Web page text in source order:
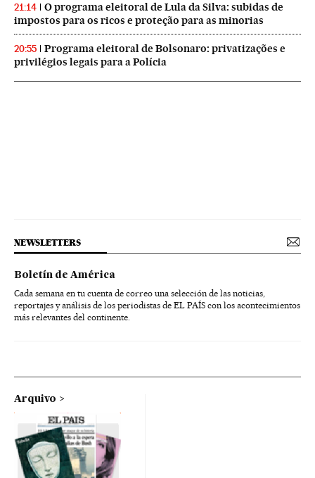
21:14
O programa eleitoral de Lula da Silva: subidas de
impostos para os ricos e proteção para as minorias
20:55
Programa eleitoral de Bolsonaro: privatizações e
privilégios legais para a Polícia
NEWSLETTERS
Boletín de América
Cada semana en tu cuenta de correo una selección de las noticias,
reportajes y análisis de los periodistas de EL PAÍS con los acontecimientos
más relevantes del continente.
Arquivo